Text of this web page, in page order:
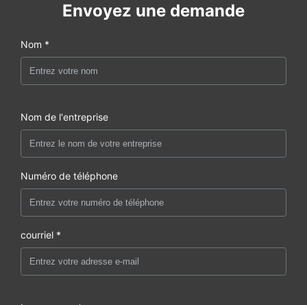
Envoyez une demande
Nom *
Nom de l'entreprise
Numéro de téléphone
courriel *